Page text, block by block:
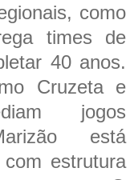
como
times de
40 anos.
Cruzeta e
jogos
está
estrutura